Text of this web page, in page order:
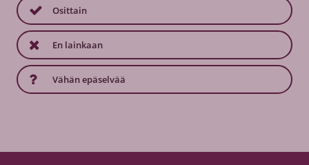
Osittain
En lainkaan
Vähän epäselvää